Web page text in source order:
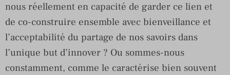
nous réellement en capacité de garder ce lien et
de co-construire ensemble avec bienveillance et
l’acceptabilité du partage de nos savoirs dans
l’unique but d’innover ? Ou sommes-nous
constamment, comme le caractérise bien souvent